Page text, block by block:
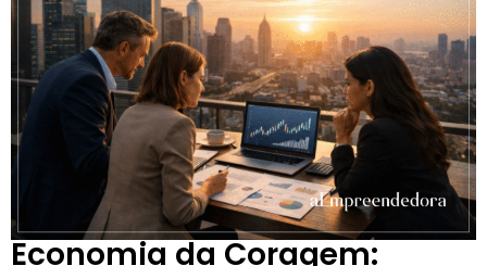
Economia da Coragem: